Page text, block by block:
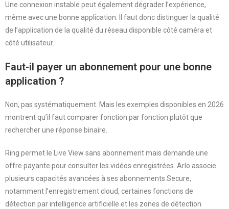
Une connexion instable peut également dégrader l’expérience,
même avec une bonne application. Il faut donc distinguer la qualité
de l’application de la qualité du réseau disponible côté caméra et
côté utilisateur.
Faut-il payer un abonnement pour une bonne
application ?
Non, pas systématiquement. Mais les exemples disponibles en 2026
montrent qu’il faut comparer fonction par fonction plutôt que
rechercher une réponse binaire.
Ring permet le Live View sans abonnement mais demande une
offre payante pour consulter les vidéos enregistrées. Arlo associe
plusieurs capacités avancées à ses abonnements Secure,
notamment l’enregistrement cloud, certaines fonctions de
détection par intelligence artificielle et les zones de détection